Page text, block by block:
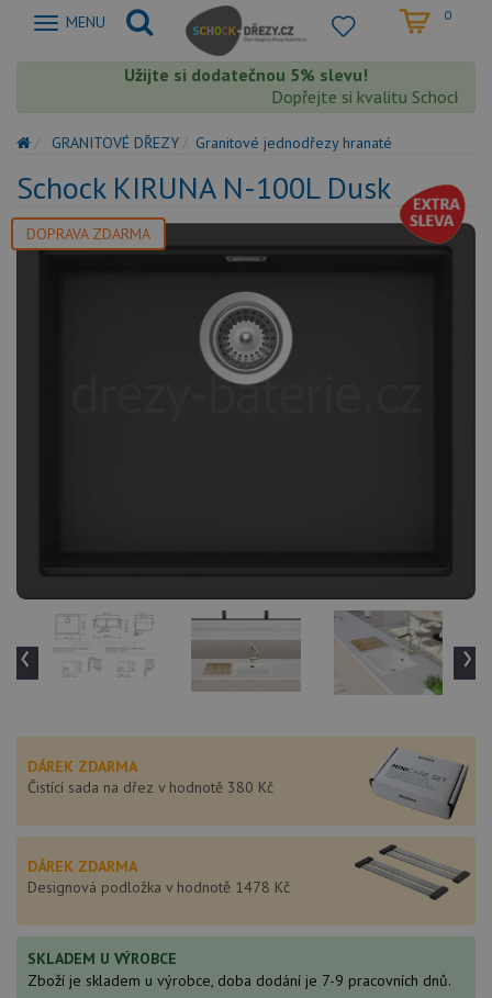
Zobrazit
MENU 0
Užijte si dodatečnou 5% slevu!
Dopřejte si kvalitu Schock s
GRANITOVÉ DŘEZY Granitové jednodřezy hranaté
Schock KIRUNA N-100L Dusk
DOPRAVA ZDARMA
‹ ›
DÁREK ZDARMA
Čistící sada na dřez v hodnotě 380 Kč
DÁREK ZDARMA
Designová podložka v hodnotě 1478 Kč
SKLADEM U VÝROBCE
Zboží je skladem u výrobce, doba dodání je 7-9 pracovních dnů.